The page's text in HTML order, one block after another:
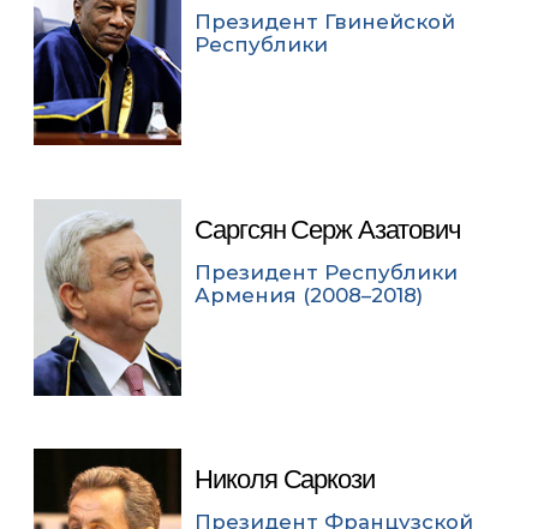
Президент Гвинейской
Республики
Саргсян Серж Азатович
Президент Республики
Армения (2008–2018)
Николя Саркози
Президент Французской